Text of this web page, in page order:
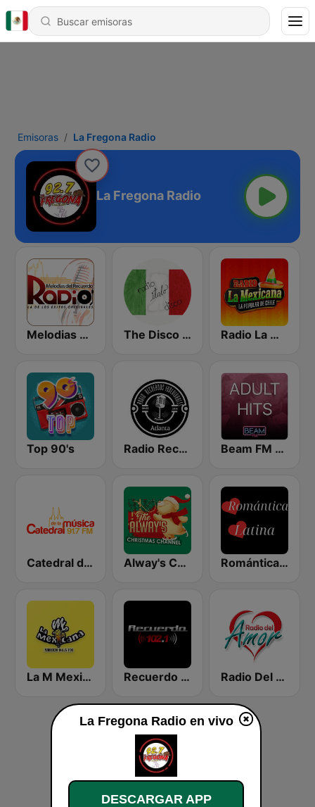
Emisoras La Fregona Radio
La Fregona Radio
Melodias Del Recuerdo The Disco Paradise - Italo Disco Radio La Mexicana
Top 90's Radio Recuerdos Inolvidables Beam FM - Adult Hits
Catedral de la Música Alway's Christmas Channel Romántica Latina
La M Mexicana Recuerdo 102.1 FM Radio Del Amor
La Fregona Radio en vivo
DESCARGAR APP